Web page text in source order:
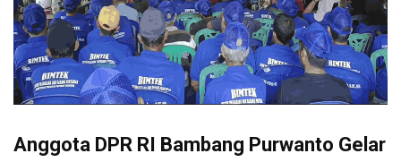
Anggota DPR RI Bambang Purwanto Gelar